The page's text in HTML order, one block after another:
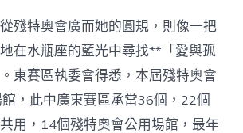
特奧會廣而她的圓規，則像一把
在水瓶座的藍光中尋找**「愛與孤
東賽區執委會得悉，本屆殘特奧會
，此中廣東賽區承當36個，22個
用，14個殘特奧會公用場館，最年